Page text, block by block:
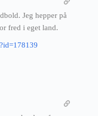
Jeg hepper på
fred i eget land.